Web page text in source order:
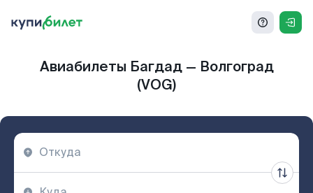
Авиабилеты Багдад — Волгоград
(VOG)